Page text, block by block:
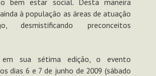
à população as áreas de atuação
desmistificando preconceitos
sua sétima edição, o evento
dias 6 e 7 de junho de 2009 (sábado